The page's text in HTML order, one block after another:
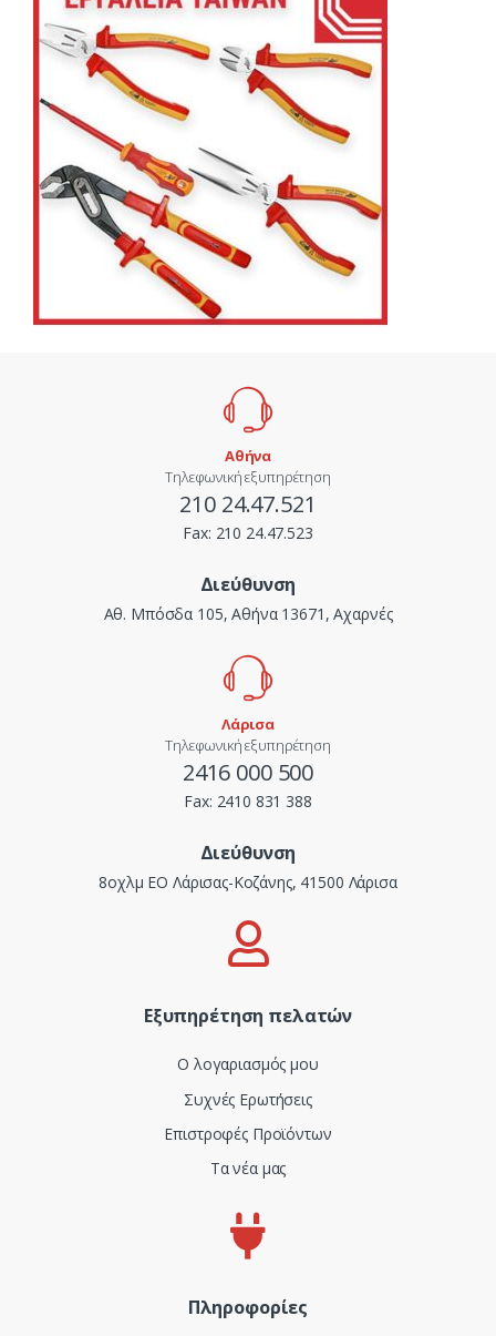
Αθήνα
Τηλεφωνική εξυπηρέτηση
210 24.47.521
Fax: 210 24.47.523
Διεύθυνση
Αθ. Μπόσδα 105, Αθήνα 13671, Αχαρνές
Λάρισα
Τηλεφωνική εξυπηρέτηση
2416 000 500
Fax: 2410 831 388
Διεύθυνση
8οχλμ ΕΟ Λάρισας-Κοζάνης, 41500 Λάρισα
Εξυπηρέτηση πελατών
Ο λογαριασμός μου
Συχνές Ερωτήσεις
Επιστροφές Προϊόντων
Τα νέα μας
Πληροφορίες